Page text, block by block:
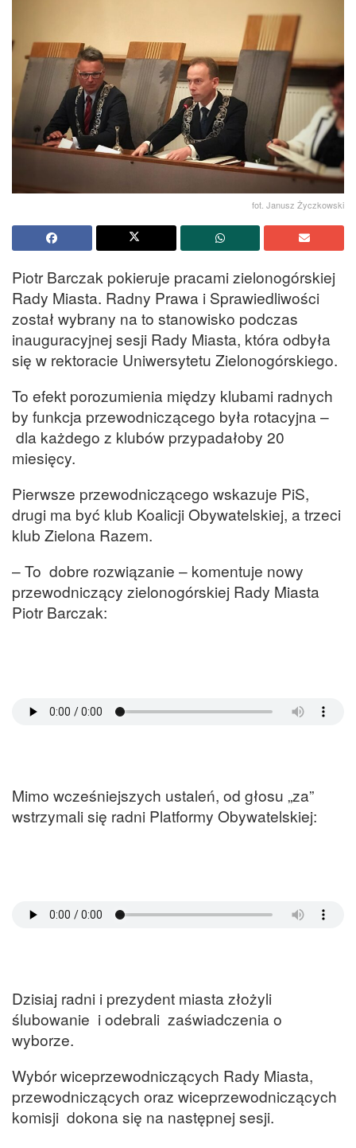
fot. Janusz Życzkowski
Piotr Barczak pokieruje pracami zielonogórskiej
Rady Miasta. Radny Prawa i Sprawiedliwości
został wybrany na to stanowisko podczas
inauguracyjnej sesji Rady Miasta, która odbyła
się w rektoracie Uniwersytetu Zielonogórskiego.
To efekt porozumienia między klubami radnych
by funkcja przewodniczącego była rotacyjna –
dla każdego z klubów przypadałoby 20
miesięcy.
Pierwsze przewodniczącego wskazuje PiS,
drugi ma być klub Koalicji Obywatelskiej, a trzeci
klub Zielona Razem.
– To dobre rozwiązanie – komentuje nowy
przewodniczący zielonogórskiej Rady Miasta
Piotr Barczak:
Mimo wcześniejszych ustaleń, od głosu „za”
wstrzymali się radni Platformy Obywatelskiej:
Dzisiaj radni i prezydent miasta złożyli
ślubowanie i odebrali zaświadczenia o
wyborze.
Wybór wiceprzewodniczących Rady Miasta,
przewodniczących oraz wiceprzewodniczących
komisji dokona się na następnej sesji.